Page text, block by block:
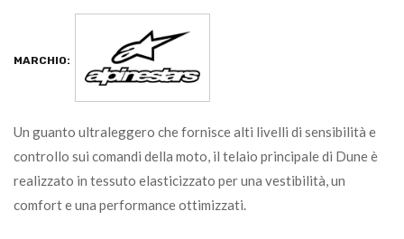
MARCHIO:
Un guanto ultraleggero che fornisce alti livelli di sensibilità e
controllo sui comandi della moto, il telaio principale di Dune è
realizzato in tessuto elasticizzato per una vestibilità, un
comfort e una performance ottimizzati.